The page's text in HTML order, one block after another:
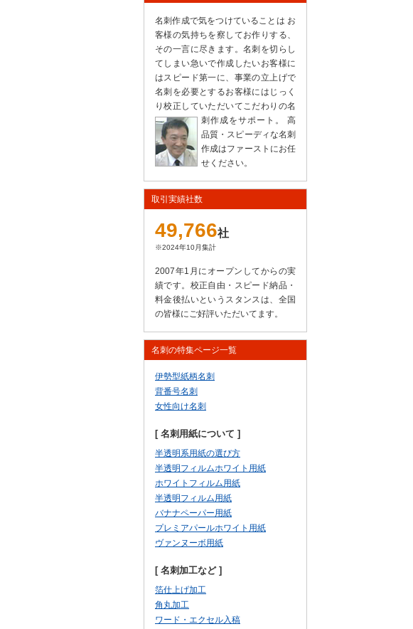
名刺作成で気をつけていることは お
客様の気持ちを察してお作りする、
その一言に尽きます。名刺を切らし
てしまい急いで作成したいお客様に
はスピード第一に、事業の立上げで
名刺を必要とするお客様にはじっく
り校正していただいてこだわりの名
刺作成をサポート。
高
品質・スピーディな名刺
作成はファーストにお任
せください。
取引実績社数
49,766社
※2024年10月集計
2007年1月にオープンしてからの実
績です。校正自由・スピード納品・
料金後払いというスタンスは、全国
の皆様にご好評いただいてます。
名刺の特集ページ一覧
伊勢型紙柄名刺
背番号名刺
女性向け名刺
[ 名刺用紙について ]
半透明系用紙の選び方
半透明フィルムホワイト用紙
ホワイトフィルム用紙
半透明フィルム用紙
バナナペーパー用紙
プレミアパールホワイト用紙
ヴァンヌーボ用紙
[ 名刺加工など ]
箔仕上げ加工
角丸加工
ワード・エクセル入稿